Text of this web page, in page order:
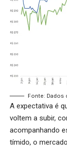
Fonte: Dados
A expectativa é
voltem a subir,
acompanhando
tímido, o